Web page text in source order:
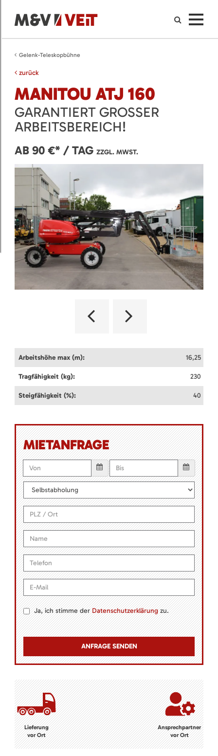
Gelenk-Teleskopbühne
zurück
MANITOU ATJ 160
GARANTIERT GROSSER A
RBEITSBEREICH!
AB 90 €* / TAG ZZGL. MWST.
Arbeitshöhe max (m): 16,25
Tragfähigkeit (kg): 230
Steigfähigkeit (%): 40
MIETANFRAGE
Ja, ich stimme derDatenschutzerklärungzu.
Lieferung
vor Ort
Ansprechpartner
vor Ort